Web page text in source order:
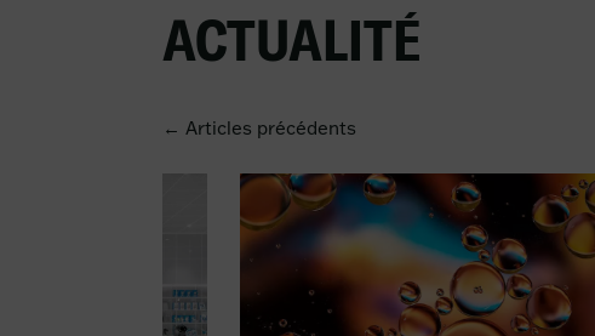
ACTUALITÉ
← Articles précédents